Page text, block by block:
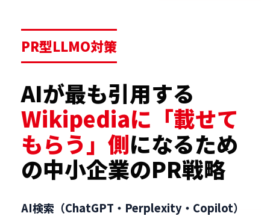
PR型LLMO対策
AIが最も引用する
Wikipediaに「載せて
もらう」側になるため
の中小企業のPR戦略
AI検索（ChatGPT・Perplexity・Copilot）